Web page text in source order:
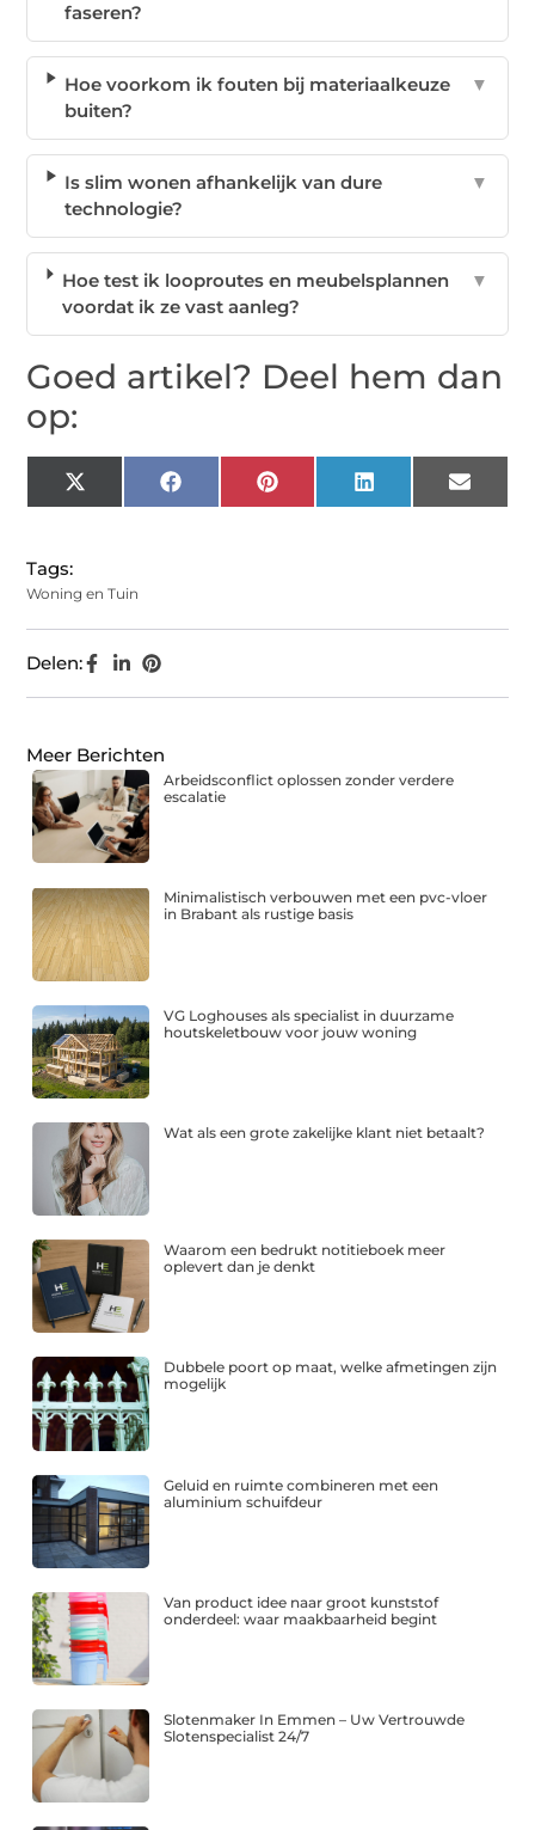
faseren?
Hoe voorkom ik fouten bij materiaalkeuze
buiten?
▼
Is slim wonen afhankelijk van dure
technologie?
▼
Hoe test ik looproutes en meubelsplannen
voordat ik ze vast aanleg?
▼
Goed artikel? Deel hem dan
op:
X
(Twitter)
Facebook Pinterest LinkedIn Email
Tags:
Woning en Tuin
Delen:
Meer Berichten
Arbeidsconflict oplossen zonder verdere
escalatie
Minimalistisch verbouwen met een pvc-vloer
in Brabant als rustige basis
VG Loghouses als specialist in duurzame
houtskeletbouw voor jouw woning
Wat als een grote zakelijke klant niet betaalt?
Waarom een bedrukt notitieboek meer
oplevert dan je denkt
Dubbele poort op maat, welke afmetingen zijn
mogelijk
Geluid en ruimte combineren met een
aluminium schuifdeur
Van product idee naar groot kunststof
onderdeel: waar maakbaarheid begint
Slotenmaker In Emmen – Uw Vertrouwde
Slotenspecialist 24/7